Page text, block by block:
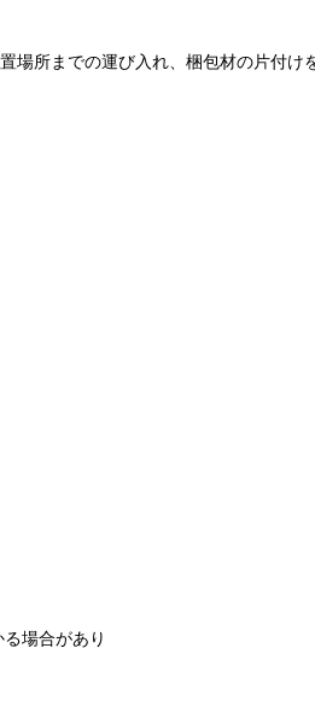
所までの運び入れ、梱包材の片付け
場合があり